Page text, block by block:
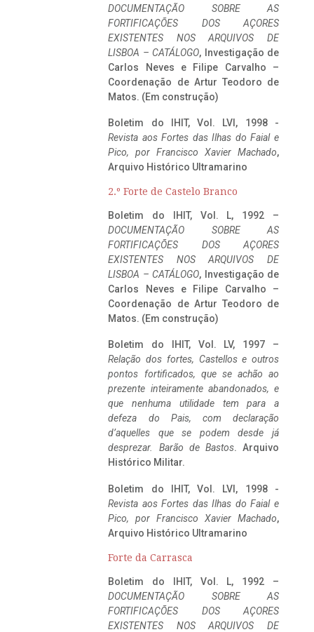
DOCUMENTAÇÃO SOBRE AS
FORTIFICAÇÕES DOS AÇORES
EXISTENTES NOS ARQUIVOS DE
LISBOA – CATÁLOGO, Investigação de
Carlos Neves e Filipe Carvalho –
Coordenação de Artur Teodoro de
Matos. (Em construção)
Boletim do IHIT, Vol. LVI, 1998 -
Revista aos Fortes das Ilhas do Faial e
Pico, por Francisco Xavier Machado,
Arquivo Histórico Ultramarino
2.º Forte de Castelo Branco
Boletim do IHIT, Vol. L, 1992 –
DOCUMENTAÇÃO SOBRE AS
FORTIFICAÇÕES DOS AÇORES
EXISTENTES NOS ARQUIVOS DE
LISBOA – CATÁLOGO, Investigação de
Carlos Neves e Filipe Carvalho –
Coordenação de Artur Teodoro de
Matos. (Em construção)
Boletim do IHIT, Vol. LV, 1997 –
Relação dos fortes, Castellos e outros
pontos fortificados, que se achão ao
prezente inteiramente abandonados, e
que nenhuma utilidade tem para a
defeza do Pais, com declaração
d’aquelles que se podem desde já
desprezar. Barão de Bastos. Arquivo
Histórico Militar.
Boletim do IHIT, Vol. LVI, 1998 -
Revista aos Fortes das Ilhas do Faial e
Pico, por Francisco Xavier Machado,
Arquivo Histórico Ultramarino
Forte da Carrasca
Boletim do IHIT, Vol. L, 1992 –
DOCUMENTAÇÃO SOBRE AS
FORTIFICAÇÕES DOS AÇORES
EXISTENTES NOS ARQUIVOS DE